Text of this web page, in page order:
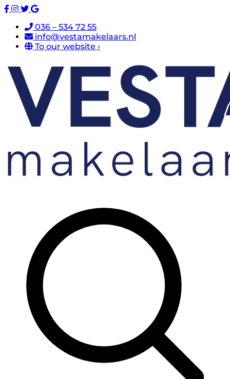
036 – 534 72 55
info@vestamakelaars.nl
To our website ›